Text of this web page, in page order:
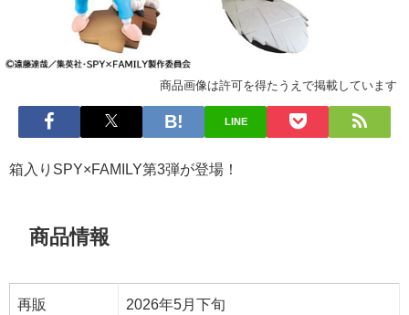
商品画像は許可を得たうえで掲載しています
LINE
箱入りSPY×FAMILY第3弾が登場！
商品情報
再販 2026年5月下旬